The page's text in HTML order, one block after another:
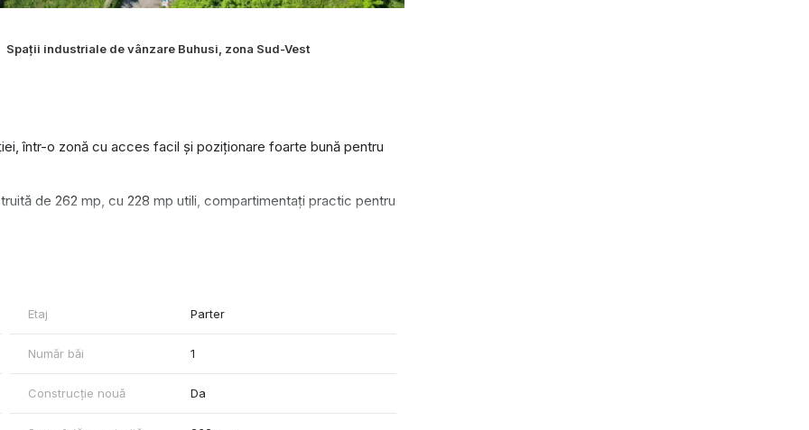
Spații industriale de vânzare Buhusi, zona Sud-Vest
într-o zonă cu acces facil și poziționare foarte bună pentru
de 262 mp, cu 228 mp utili, compartimentați practic pentru
suficient loc pentru producție, depozitare sau amenajări
principal din față și posibilitatea amenajării unui acces
anterior ca fabrică de pâine, fiind potrivit și pentru activități
cât și pentru investiție
Etaj Parter
Număr băi 1
Construcție nouă Da